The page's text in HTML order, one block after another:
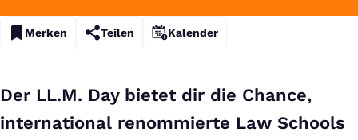
Merken Teilen Kalender
Der LL.M. Day bietet dir die Chance,
international renommierte Law Schools